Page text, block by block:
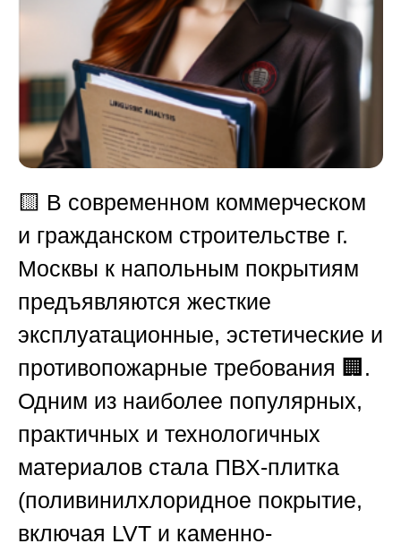
🟨 В современном коммерческом
и гражданском строительстве г.
Москвы к напольным покрытиям
предъявляются жесткие
эксплуатационные, эстетические и
противопожарные требования 🏢.
Одним из наиболее популярных,
практичных и технологичных
материалов стала ПВХ-плитка
(поливинилхлоридное покрытие,
включая LVT и каменно-